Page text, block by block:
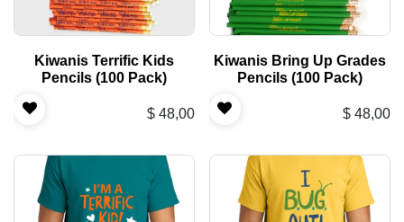
Kiwanis Terrific Kids
Pencils (100 Pack)
$ 48,00
Kiwanis Bring Up Grades
Pencils (100 Pack)
$ 48,00